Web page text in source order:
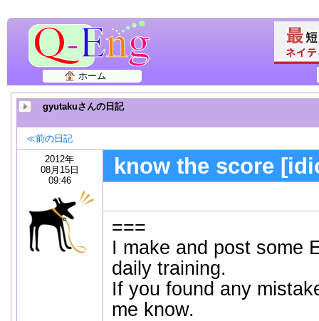
ホーム
gyutakuさんの日記
≪前の日記
2012年
08月15日
09:46
know the score
===
I make and post some
daily training.
If you found any
me know.